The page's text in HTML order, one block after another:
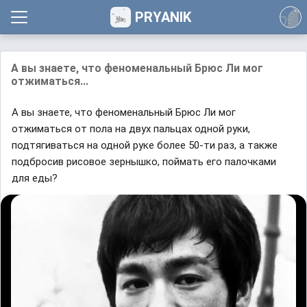
PRYANIK
А вы знаете, что феноменальный Брюс Ли мог
отжиматься...
А вы знаете, что феноменальный Брюс Ли мог
отжиматься от пола на двух пальцах одной руки,
подтягиваться на одной руке более 50-ти раз, а также
подбросив рисовое зернышко, поймать его палочками
для еды?